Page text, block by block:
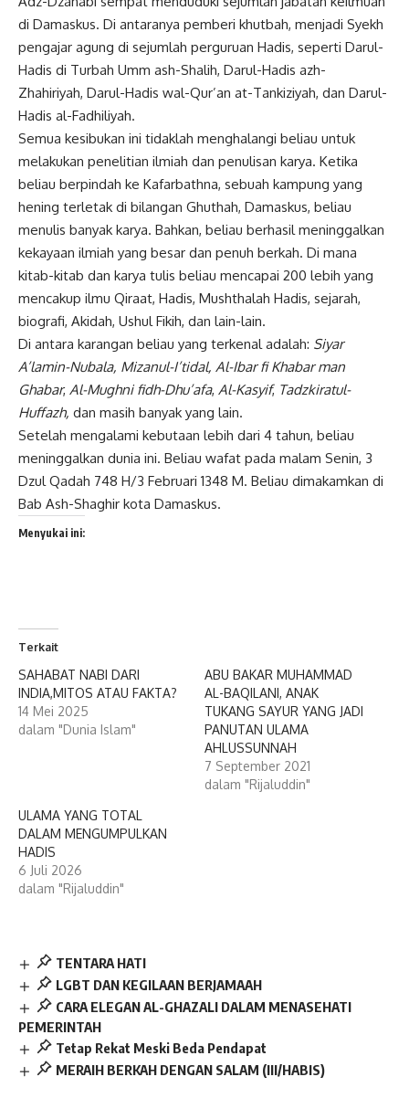
di Damaskus. Di antaranya pemberi khutbah, menjadi Syekh
pengajar agung di sejumlah perguruan Hadis, seperti Darul-
Hadis di Turbah Umm ash-Shalih, Darul-Hadis azh-
Zhahiriyah, Darul-Hadis wal-Qur’an at-Tankiziyah, dan Darul-
Hadis al-Fadhiliyah.
Semua kesibukan ini tidaklah menghalangi beliau untuk
melakukan penelitian ilmiah dan penulisan karya. Ketika
beliau berpindah ke Kafarbathna, sebuah kampung yang
hening terletak di bilangan Ghuthah, Damaskus, beliau
menulis banyak karya. Bahkan, beliau berhasil meninggalkan
kekayaan ilmiah yang besar dan penuh berkah. Di mana
kitab-kitab dan karya tulis beliau mencapai 200 lebih yang
mencakup ilmu Qiraat, Hadis, Mushthalah Hadis, sejarah,
biografi, Akidah, Ushul Fikih, dan lain-lain.
Di antara karangan beliau yang terkenal adalah: Siyar
A’lamin-Nubala, Mizanul-I’tidal, Al-Ibar fi Khabar man
Ghabar, Al-Mughni fidh-Dhu’afa, Al-Kasyif, Tadzkiratul-
Huffazh, dan masih banyak yang lain.
Setelah mengalami kebutaan lebih dari 4 tahun, beliau
meninggalkan dunia ini. Beliau wafat pada malam Senin, 3
Dzul Qadah 748 H/3 Februari 1348 M. Beliau dimakamkan di
Bab Ash-Shaghir kota Damaskus.
Menyukai ini:
Terkait
SAHABAT NABI DARI
INDIA,MITOS ATAU FAKTA?
14 Mei 2025
dalam "Dunia Islam"
ABU BAKAR MUHAMMAD
AL-BAQILANI, ANAK
TUKANG SAYUR YANG JADI
PANUTAN ULAMA
AHLUSSUNNAH
7 September 2021
dalam "Rijaluddin"
ULAMA YANG TOTAL
DALAM MENGUMPULKAN
HADIS
6 Juli 2026
dalam "Rijaluddin"
TENTARA HATI
LGBT DAN KEGILAAN BERJAMAAH
CARA ELEGAN AL-GHAZALI DALAM MENASEHATI
PEMERINTAH
Tetap Rekat Meski Beda Pendapat
MERAIH BERKAH DENGAN SALAM (III/HABIS)